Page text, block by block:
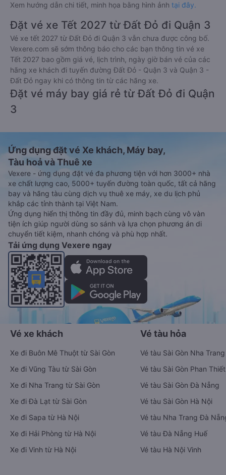
Xem hướng dẫn chi tiết, minh họa bằng hình ảnh tại đây.
Đặt vé xe Tết 2027 từ Đất Đỏ đi Quận 3
Vé xe tết 2027 từ Đất Đỏ đi Quận 3 vẫn chưa được công bố.
Vexere.com sẽ sớm thông báo cho các bạn thông tin vé xe
Tết 2027 bao gồm giá vé, lịch trình, ngày giờ bán vé của các
hãng xe khách đi tuyến đường Đất Đỏ - Quận 3 và Quận 3 -
Đất Đỏ ngay khi có thông tin từ các hãng xe.
Đặt vé máy bay giá rẻ từ Đất Đỏ đi Quận
3
Ứng dụng đặt vé Xe khách, Máy bay,
Tàu hoả và Thuê xe
Vexere - ứng dụng đặt vé đa phương tiện với hơn 3000+ nhà
xe chất lượng cao, 5000+ tuyến đường toàn quốc, tất cả hãng
bay và hãng tàu cùng dịch vụ thuê xe máy, xe du lịch phủ
khắp các tỉnh thành tại Việt Nam.
Ứng dụng hiển thị thông tin đầy đủ, minh bạch cùng vô vàn
tiện ích giúp người dùng so sánh và lựa chọn phương án di
chuyển tiết kiệm, nhanh chóng và phù hợp nhất.
Tải ứng dụng Vexere ngay
Vé xe khách
Xe đi Buôn Mê Thuột từ Sài Gòn
Xe đi Vũng Tàu từ Sài Gòn
Xe đi Nha Trang từ Sài Gòn
Xe đi Đà Lạt từ Sài Gòn
Xe đi Sapa từ Hà Nội
Xe đi Hải Phòng từ Hà Nội
Xe đi Vinh từ Hà Nội
Vé tàu hỏa
Vé tàu Sài Gòn Nha Trang
Vé tàu Sài Gòn Phan Thiết
Vé tàu Sài Gòn Đà Nẵng
Vé tàu Sài Gòn Hà Nội
Vé tàu Nha Trang Đà
Vé tàu Đà Nẵng Huế
Vé tàu Hà Nội Vinh